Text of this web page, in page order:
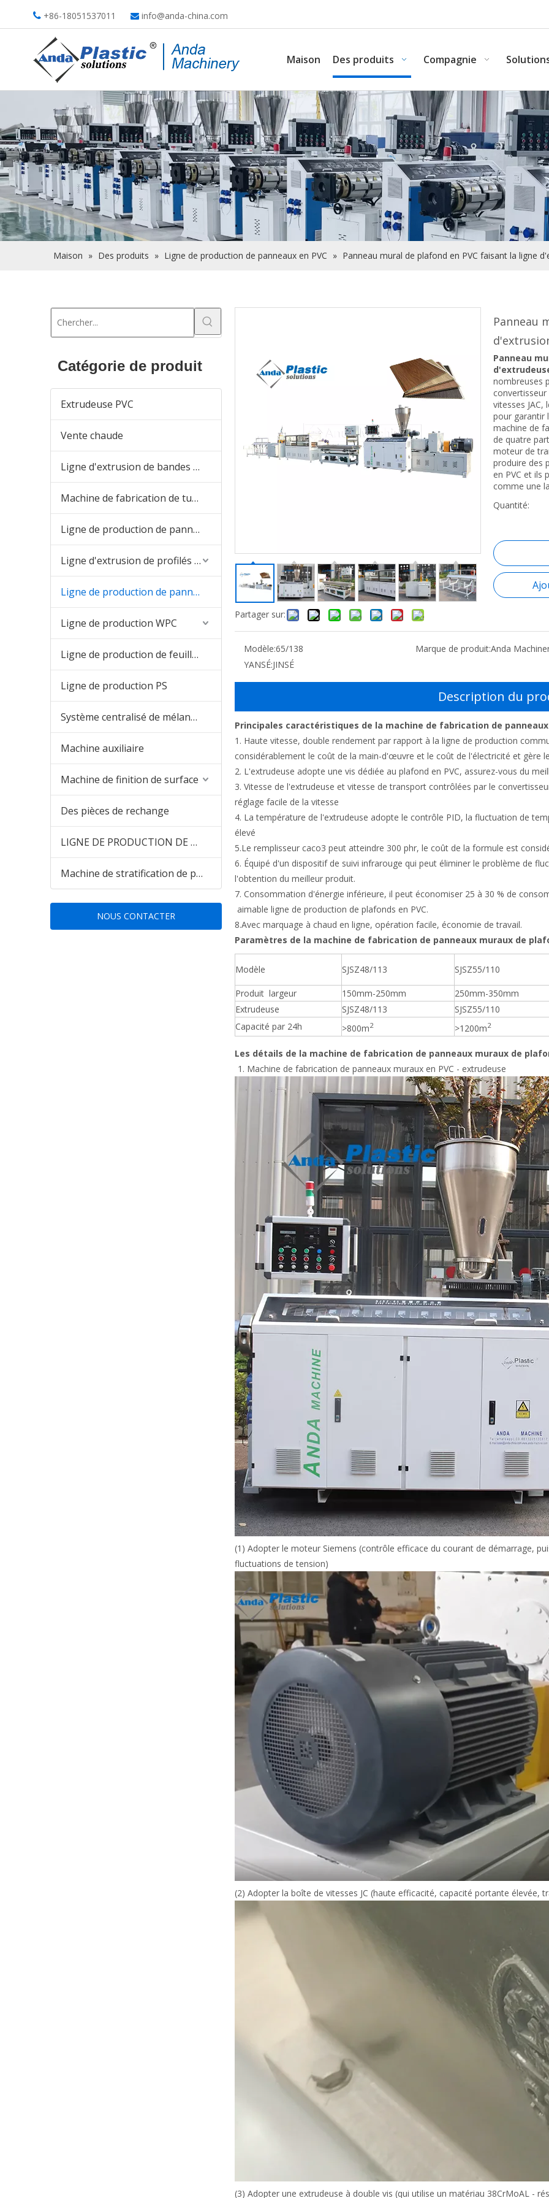
 +86-18051537011  info@anda-china.com
Maison Des produits Compagnie
Maison » Des produits » Ligne de production de panneaux en PVC » Panneau mural de plafond en PVC faisant la ligne
Catégorie de produit
Extrudeuse PVC
Vente chaude
Ligne d'extrusion de bandes de chant en PVC
Machine de fabrication de tuyaux en plastique
Ligne de production de panneaux en PVC
Ligne d'extrusion de profilés en PVC
Ligne de production de panneaux en PVC
Ligne de production WPC
Ligne de production de feuilles de PVC
Ligne de production PS
Système centralisé de mélange et d'alimentation
Machine auxiliaire
Machine de finition de surface
Des pièces de rechange
LIGNE DE PRODUCTION DE PANNEAU MURAL EN PVC WPC pour le marché indien du Pakistan
Machine de stratification de panneaux muraux en PVC
NOUS CONTACTER
Partager sur:
Panneau
Panneau
nombreuses
vitesses
pour garantir
machine de
de quatre
moteur de
produire des
en PVC et ils
comme une
Quantité:
Modèle:65/138 Marque de produit:Anda
YANSÉ:JINSÉ
Description du
Principales caractéristiques de la machine de fabrication de panneaux
1. Haute vitesse, double rendement par rapport à la ligne de production
considérablement le coût de la main-d'œuvre et le coût de l'électricité et gère
2. L'extrudeuse adopte une vis dédiée au plafond en PVC, assurez-vous du
3. Vitesse de l'extrudeuse et vitesse de transport contrôlées par le
réglage facile de la vitesse
4. La température de l'extrudeuse adopte le contrôle PID, la fluctuation de
élevé
5.Le remplisseur caco3 peut atteindre 300 phr, le coût de la formule est
6. Équipé d'un dispositif de suivi infrarouge qui peut éliminer le problème de
l'obtention du meilleur produit.
7. Consommation d'énergie inférieure, il peut économiser 25 à 30 % de
aimable ligne de production de plafonds en PVC.
8.Avec marquage à chaud en ligne, opération facile, économie de travail.
Paramètres de la machine de fabrication de panneaux muraux de
Modèle SJSZ48/113 SJSZ55/110
Produit largeur
150mm-250mm 250mm-350mm
Extrudeuse
SJSZ48/113 SJSZ55/110
Capacité par 24h
>800m2 >1200m2
Les détails de la machine de fabrication de panneaux muraux de
Machine de fabrication de panneaux muraux en PVC - extrudeuse
(1) Adopter le moteur Siemens (contrôle efficace du courant de démarrage,
fluctuations de tension)
(2) Adopter la boîte de vitesses JC (haute efficacité, capacité portante élevée,
(3) Adopter une extrudeuse à double vis (qui utilise un matériau 38CrMoAL -